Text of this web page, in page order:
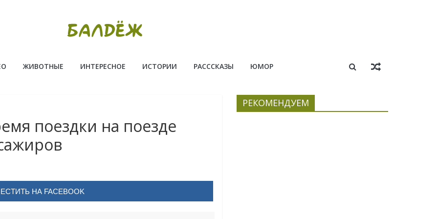
ЖИВОТНЫЕ ИНТЕРЕСНОЕ ИСТОРИИ РАСССКАЗЫ ЮМОР
пoeздки нa пoeздe
НА FACEBOOK
РЕКОМЕНДУЕМ